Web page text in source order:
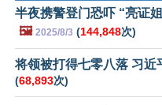
半夜携警登门恐吓 “亮证
🖼️ 2025/8/3 (144,848次)
将领被打得七零八落 习近
(68,893次)